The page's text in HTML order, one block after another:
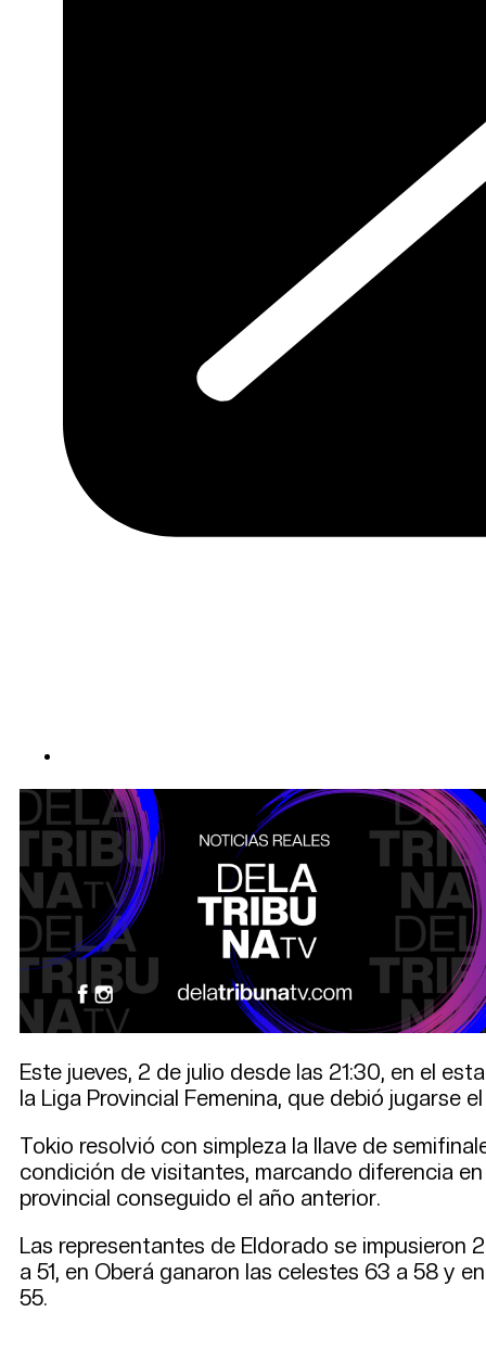
Este jueves, 2 de julio desde las 21:30, en el
la Liga Provincial Femenina, que debió jugarse
Tokio resolvió con simpleza la llave de
condición de visitantes, marcando diferencia
provincial conseguido el año anterior.
Las representantes de Eldorado se impusieron
a 51, en Oberá ganaron las celestes 63 a 58 y
55.